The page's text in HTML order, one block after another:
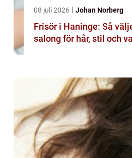
08 juli 2026 Johan Norberg
Frisör i Haninge: Så
salong för hår, stil och